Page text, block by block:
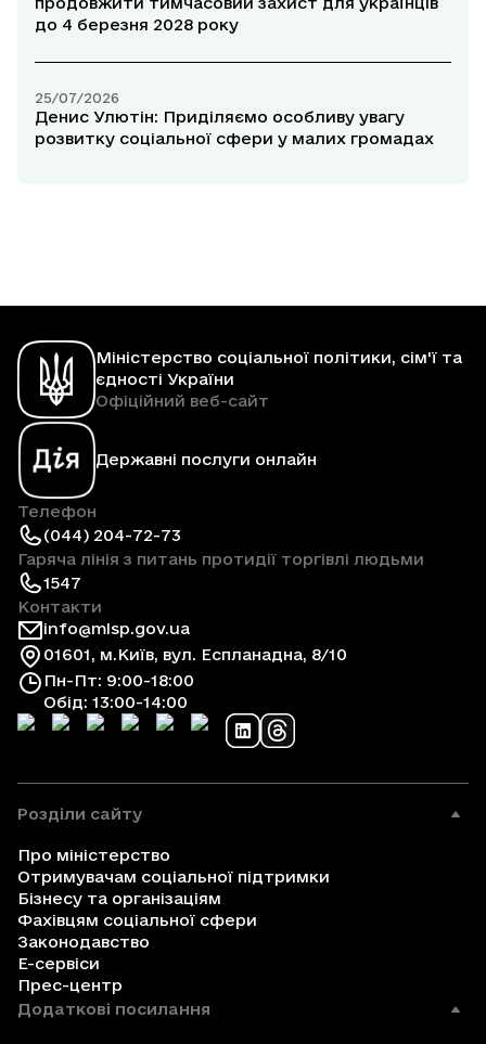
до 4 березня 2028 року
25/07/2026
Денис Улютін: Приділяємо особливу увагу
розвитку соціальної сфери у малих громадах
Міністерство соціальної політики, сім'ї та
єдності України
Офіційний веб-сайт
Державні послуги онлайн
Телефон
(044) 204-72-73
Гаряча лінія з питань протидії торгівлі людьми
1547
Контакти
info@mlsp.gov.ua
01601, м.Київ, вул. Еспланадна, 8/10
Пн-Пт: 9:00-18:00
Обід: 13:00-14:00
Розділи сайту
Про міністерство
Отримувачам соціальної підтримки
Бізнесу та організаціям
Фахівцям соціальної сфери
Законодавство
Е-сервіси
Прес-центр
Додаткові посилання